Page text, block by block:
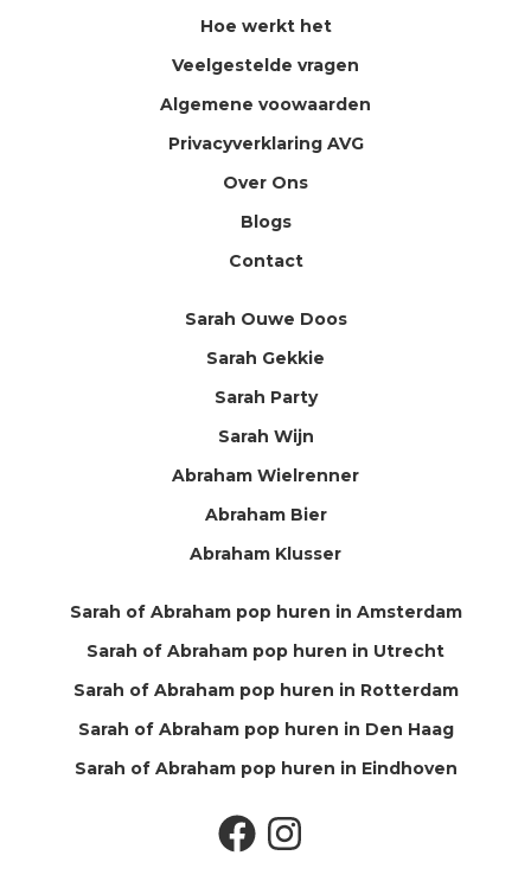
Hoe werkt het
Veelgestelde vragen
Algemene voowaarden
Privacyverklaring AVG
Over Ons
Blogs
Contact
Sarah Ouwe Doos
Sarah Gekkie
Sarah Party
Sarah Wijn
Abraham Wielrenner
Abraham Bier
Abraham Klusser
Sarah of Abraham pop huren in Amsterdam
Sarah of Abraham pop huren in Utrecht
Sarah of Abraham pop huren in Rotterdam
Sarah of Abraham pop huren in Den Haag
Sarah of Abraham pop huren in Eindhoven
FacebookInstagram